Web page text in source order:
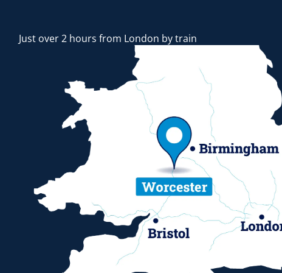
Just over 2 hours from London by train